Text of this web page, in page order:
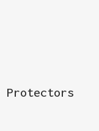
Protectors